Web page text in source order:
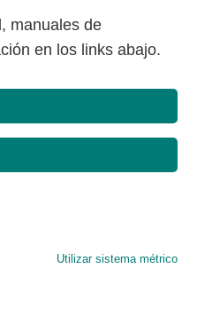
manuales de
en los links abajo.
Utilizar sistema métrico